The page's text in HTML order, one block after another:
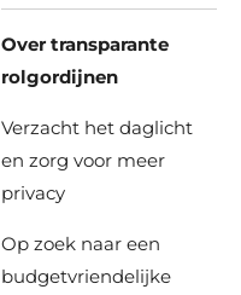
Over transparante
rolgordijnen
Verzacht het daglicht
en zorg voor meer
privacy
Op zoek naar een
budgetvriendelijke